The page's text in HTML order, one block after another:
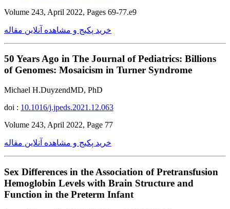
Volume 243, April 2022, Pages 69-77.e9
خرید پکیج و مشاهده آنلاین مقاله
50 Years Ago in The Journal of Pediatrics: Billions
of Genomes: Mosaicism in Turner Syndrome
Michael H.DuyzendMD, PhD
doi : 10.1016/j.jpeds.2021.12.063
Volume 243, April 2022, Page 77
خرید پکیج و مشاهده آنلاین مقاله
Sex Differences in the Association of Pretransfusion
Hemoglobin Levels with Brain Structure and
Function in the Preterm Infant